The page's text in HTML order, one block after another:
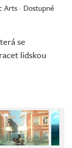
· Dostupné
se
lidskou